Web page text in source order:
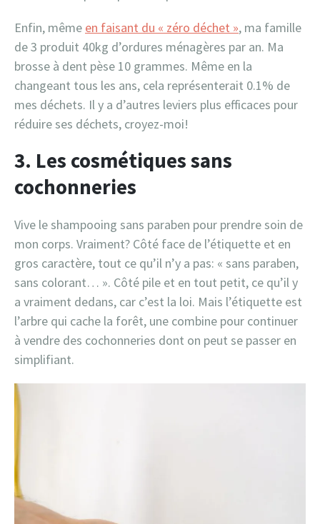
Enfin, même en faisant du « zéro déchet », ma famille
de 3 produit 40kg d’ordures ménagères par an. Ma
brosse à dent pèse 10 grammes. Même en la
changeant tous les ans, cela représenterait 0.1% de
mes déchets. Il y a d’autres leviers plus efficaces pour
réduire ses déchets, croyez-moi!
3. Les cosmétiques sans
cochonneries
Vive le shampooing sans paraben pour prendre soin de
mon corps. Vraiment? Côté face de l’étiquette et en
gros caractère, tout ce qu’il n’y a pas: « sans paraben,
sans colorant… ». Côté pile et en tout petit, ce qu’il y
a vraiment dedans, car c’est la loi. Mais l’étiquette est
l’arbre qui cache la forêt, une combine pour continuer
à vendre des cochonneries dont on peut se passer en
simplifiant.